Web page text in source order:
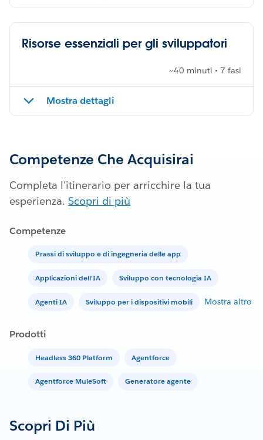
Risorse essenziali per gli sviluppatori
~40 minuti • 7 fasi
Mostra dettagli
Competenze Che Acquisirai
Completa l'itinerario per arricchire la tua
esperienza. Scopri di più
Competenze
Prassi di sviluppo e di ingegneria delle app
Applicazioni dell'IA Sviluppo con tecnologia IA
Agenti IA Sviluppo per i dispositivi mobili Mostra altro
Prodotti
Headless 360 Platform Agentforce
Agentforce MuleSoft Generatore agente
Scopri Di Più